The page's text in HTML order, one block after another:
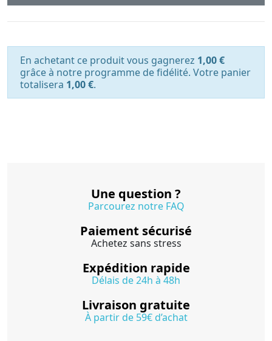
En achetant ce produit vous gagnerez 1,00 €
grâce à notre programme de fidélité. Votre panier
totalisera 1,00 €.
Une question ?
Parcourez notre FAQ
Paiement sécurisé
Achetez sans stress
Expédition rapide
Délais de 24h à 48h
Livraison gratuite
À partir de 59€ d’achat